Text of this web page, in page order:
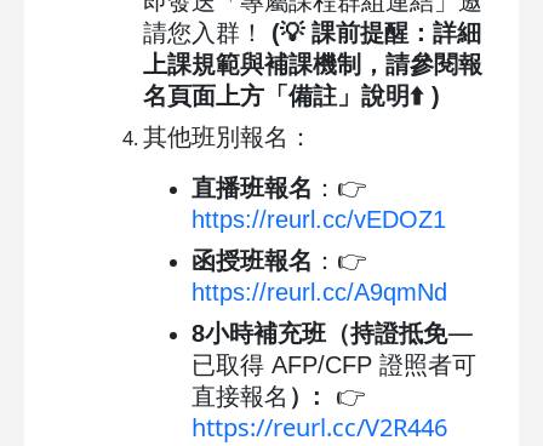
請您入群！ (💡 課前提醒：詳細
上課規範與補課機制，請參閱報
名頁面上方「備註」說明⬆️ )
其他班別報名：
直播班報名 ：👉
https://reurl.cc/vEDOZ1
函授班報名 ：👉
https://reurl.cc/A9qmNd
8小時補充班（持證抵免—
已取得 AFP/CFP 證照者可
直接報名 ） : 👉
https://reurl.cc/V2R446